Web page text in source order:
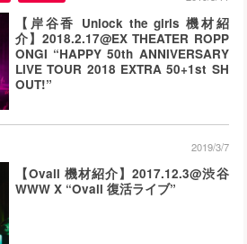
【岸谷香 Unlock the girls 機材紹
介】2018.2.17@EX THEATER ROPP
ONGI “HAPPY 50th ANNIVERSARY
LIVE TOUR 2018 EXTRA 50+1st SH
OUT!”
【Ovall 機材紹介】2017.12.3@渋谷
WWW X “Ovall 復活ライブ”
2019/3/7